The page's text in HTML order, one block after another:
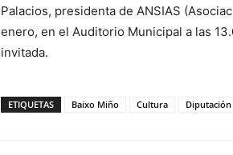
Palacios, presidenta de ANSIAS
enero, en el Auditorio Municipal a las
invitada.
ETIQUETAS Baixo Miño Cultura